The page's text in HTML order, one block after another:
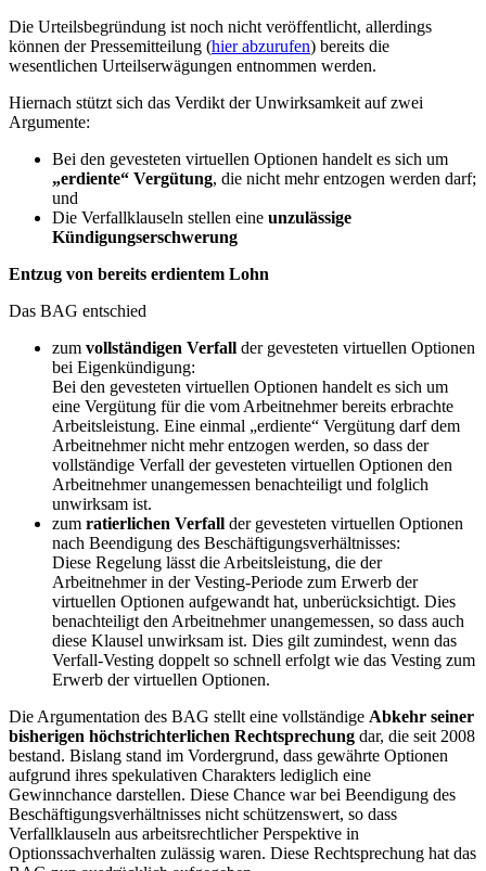
Die Urteilsbegründung ist noch nicht veröffentlicht, allerdings
können der Pressemitteilung (hier abzurufen) bereits die
wesentlichen Urteilserwägungen entnommen werden.
Hiernach stützt sich das Verdikt der Unwirksamkeit auf zwei
Argumente:
Bei den gevesteten virtuellen Optionen handelt es sich um
„erdiente“ Vergütung, die nicht mehr entzogen werden darf;
und
Die Verfallklauseln stellen eine unzulässige
Kündigungserschwerung
Entzug von bereits erdientem Lohn
Das BAG entschied
zum vollständigen Verfall der gevesteten virtuellen Optionen
bei Eigenkündigung:
Bei den gevesteten virtuellen Optionen handelt es sich um
eine Vergütung für die vom Arbeitnehmer bereits erbrachte
Arbeitsleistung. Eine einmal „erdiente“ Vergütung darf dem
Arbeitnehmer nicht mehr entzogen werden, so dass der
vollständige Verfall der gevesteten virtuellen Optionen den
Arbeitnehmer unangemessen benachteiligt und folglich
unwirksam ist.
zum ratierlichen Verfall der gevesteten virtuellen Optionen
nach Beendigung des Beschäftigungsverhältnisses:
Diese Regelung lässt die Arbeitsleistung, die der
Arbeitnehmer in der Vesting-Periode zum Erwerb der
virtuellen Optionen aufgewandt hat, unberücksichtigt. Dies
benachteiligt den Arbeitnehmer unangemessen, so dass auch
diese Klausel unwirksam ist. Dies gilt zumindest, wenn das
Verfall-Vesting doppelt so schnell erfolgt wie das Vesting zum
Erwerb der virtuellen Optionen.
Die Argumentation des BAG stellt eine vollständige Abkehr seiner
bisherigen höchstrichterlichen Rechtsprechung dar, die seit 2008
bestand. Bislang stand im Vordergrund, dass gewährte Optionen
aufgrund ihres spekulativen Charakters lediglich eine
Gewinnchance darstellen. Diese Chance war bei Beendigung des
Beschäftigungsverhältnisses nicht schützenswert, so dass
Verfallklauseln aus arbeitsrechtlicher Perspektive in
Optionssachverhalten zulässig waren. Diese Rechtsprechung hat das